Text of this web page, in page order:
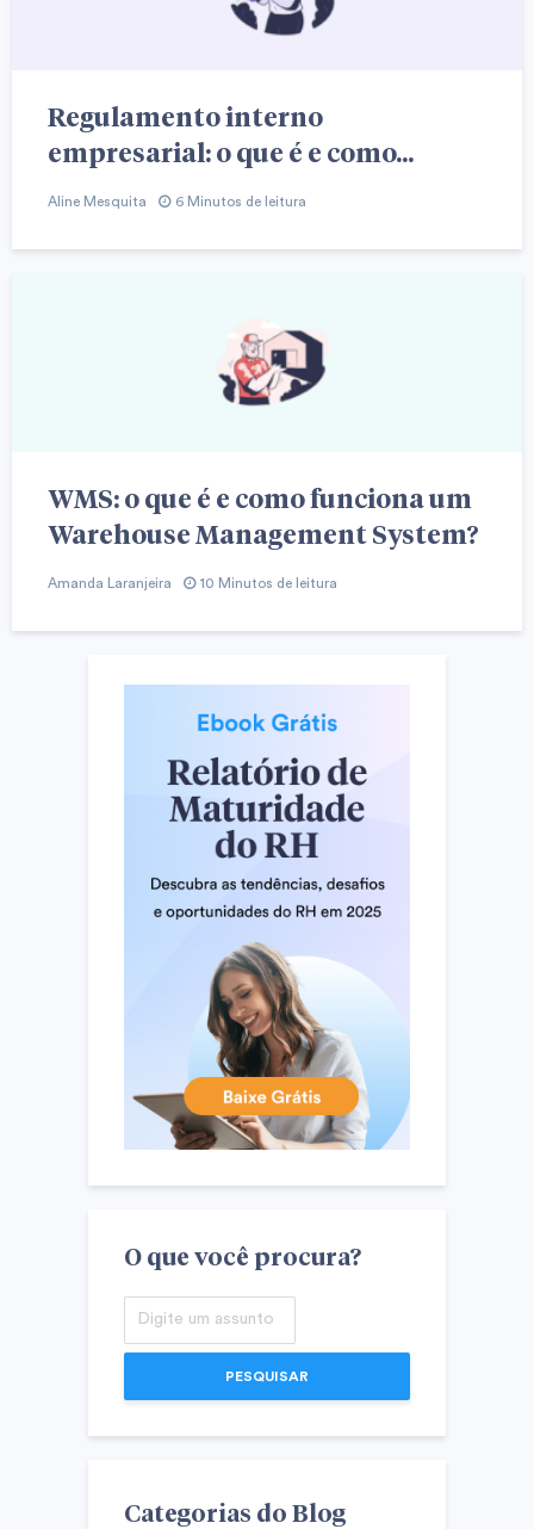
Regulamento interno
empresarial: o que é e como...
Aline Mesquita 6 Minutos de leitura
WMS: o que é e como funciona um
Warehouse Management System?
Amanda Laranjeira 10 Minutos de leitura
O que você procura?
PESQUISAR
Categorias do Blog